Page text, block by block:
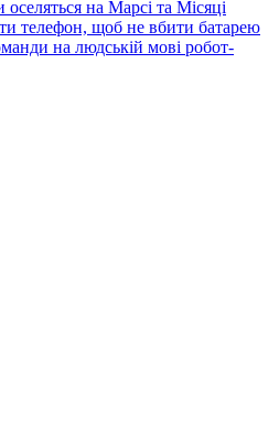
на Марсі та Місяці
телефон, щоб не вбити батарею
на людській мові робот-